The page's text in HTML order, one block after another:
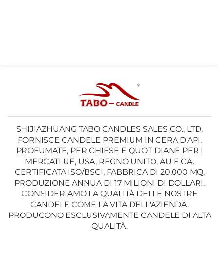
SHIJIAZHUANG TABO CANDLES SALES CO., LTD.
FORNISCE CANDELE PREMIUM IN CERA D'API,
PROFUMATE, PER CHIESE E QUOTIDIANE PER I
MERCATI UE, USA, REGNO UNITO, AU E CA.
CERTIFICATA ISO/BSCI, FABBRICA DI 20.000 MQ,
PRODUZIONE ANNUA DI 17 MILIONI DI DOLLARI.
CONSIDERIAMO LA QUALITÀ DELLE NOSTRE
CANDELE COME LA VITA DELL'AZIENDA.
PRODUCONO ESCLUSIVAMENTE CANDELE DI ALTA
QUALITÀ.